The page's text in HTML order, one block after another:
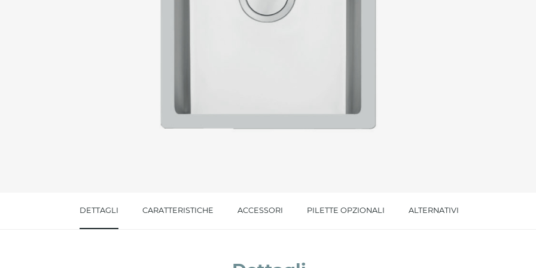
DETTAGLI CARATTERISTICHE ACCESSORI PILETTE OPZIONALI ALTERNATIVI